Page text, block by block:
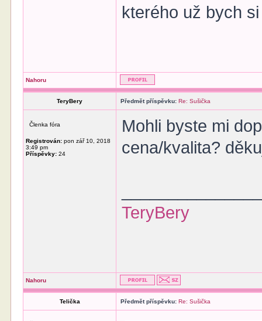
kterého už bych
Nahoru
TeryBery Předmět příspěvku: Re: Sušička
Členka fóra
Registrován: pon zář 10, 2018
3:49 pm
Příspěvky: 24
Mohli byste mi
cena/kvalita?
TeryBery
Nahoru
Telička Předmět příspěvku: Re: Sušička